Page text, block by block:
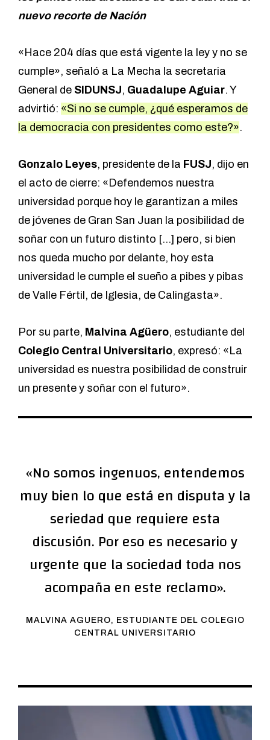
nuevo recorte de Nación
«Hace 204 días que está vigente la ley y no se
cumple», señaló a La Mecha la secretaria
General de SIDUNSJ, Guadalupe Aguiar. Y
advirtió: «Si no se cumple, ¿qué esperamos de
la democracia con presidentes como este?».
Gonzalo Leyes, presidente de la FUSJ, dijo en
el acto de cierre: «Defendemos nuestra
universidad porque hoy le garantizan a miles
de jóvenes de Gran San Juan la posibilidad de
soñar con un futuro distinto […] pero, si bien
nos queda mucho por delante, hoy esta
universidad le cumple el sueño a pibes y pibas
de Valle Fértil, de Iglesia, de Calingasta».
Por su parte, Malvina Agüero, estudiante del
Colegio Central Universitario, expresó: «La
universidad es nuestra posibilidad de construir
un presente y soñar con el futuro».
«No somos ingenuos, entendemos
muy bien lo que está en disputa y la
seriedad que requiere esta
discusión. Por eso es necesario y
urgente que la sociedad toda nos
acompaña en este reclamo».
MALVINA AGUERO, ESTUDIANTE DEL COLEGIO
CENTRAL UNIVERSITARIO